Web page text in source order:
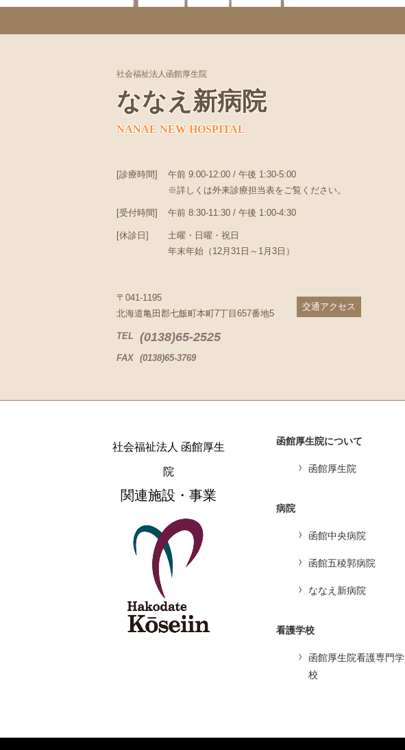
社会福祉法人函館厚生院
ななえ新病院
NANAE NEW HOSPITAL
[診療時間]
午前 9:00-12:00 / 午後 1:30-5:00
※詳しくは外来診療担当表をご覧ください。
[受付時間] 午前 8:30-11:30 / 午後 1:00-4:30
[休診日]
土曜・日曜・祝日
年末年始（12月31日～1月3日）
〒041-1195
北海道亀田郡七飯町本町7丁目657番地5
TEL (0138)65-2525
FAX (0138)65-3769
交通アクセス
社会福祉法人 函館厚生
院
関連施設・事業
函館厚生院について
函館厚生院
病院
函館中央病院
函館五稜郭病院
ななえ新病院
看護学校
函館厚生院看護専門学
校